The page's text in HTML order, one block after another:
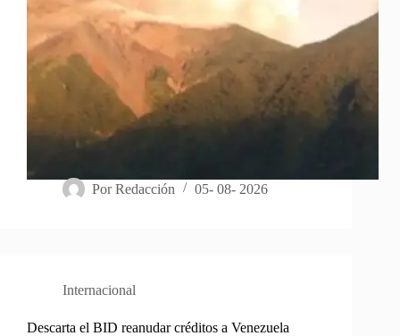
Por Redacción 05- 08- 2026
Internacional
Descarta el BID reanudar créditos a Venezuela